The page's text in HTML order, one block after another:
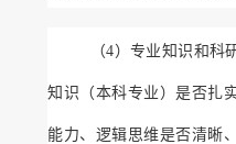
（4）专业知识和科
知识（本科专业）是否扎
能力、逻辑思维是否清晰